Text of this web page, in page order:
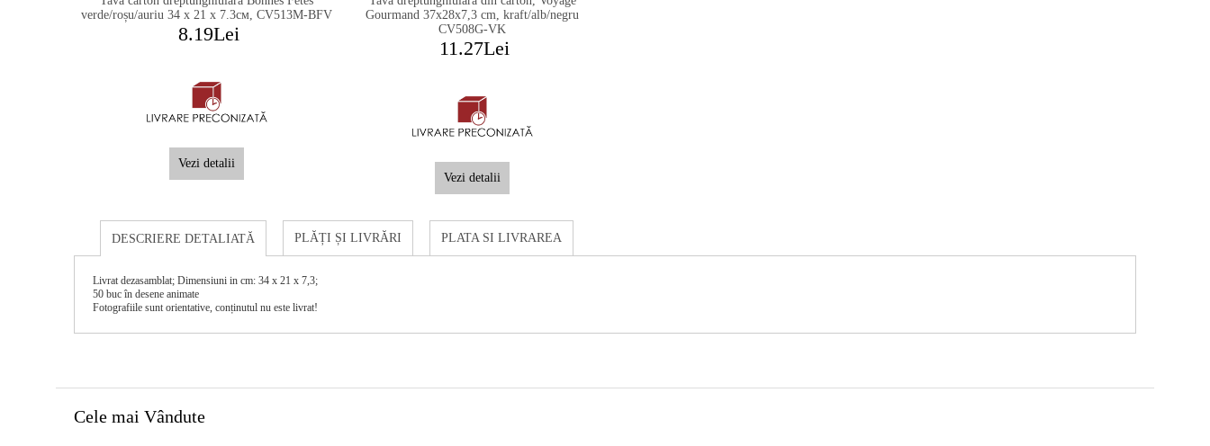
verde/roșu/auriu 34 x 21 x 7.3см, CV513M-BFV
8.19Lei
Vezi detalii
Gourmand 37x28x7,3 cm, kraft/alb/negru
CV508G-VK
11.27Lei
Vezi detalii
DESCRIERE DETALIATĂ PLĂȚI ȘI LIVRĂRI PLATA SI LIVRAREA
Livrat dezasamblat; Dimensiuni in cm: 34 x 21 x 7,3;
50 buc în desene animate
Fotografiile sunt orientative, conținutul nu este livrat!
Cele mai Vândute